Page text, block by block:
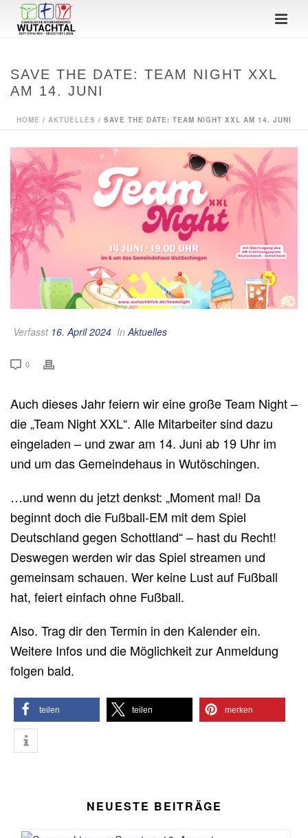
SAVE THE DATE: TEAM NIGHT XXL
AM 14. JUNI
HOME / AKTUELLES / SAVE THE DATE: TEAM NIGHT XXL AM 14. JUNI
Verfasst 16. April 2024 InAktuelles
0
Auch dieses Jahr feiern wir eine große Team Night –
die „Team Night XXL“. Alle Mitarbeiter sind dazu
eingeladen – und zwar am 14. Juni ab 19 Uhr im
und um das Gemeindehaus in Wutöschingen.
…und wenn du jetzt denkst: „Moment mal! Da
beginnt doch die Fußball-EM mit dem Spiel
Deutschland gegen Schottland“ – hast du Recht!
Deswegen werden wir das Spiel streamen und
gemeinsam schauen. Wer keine Lust auf Fußball
hat, feiert einfach ohne Fußball.
Also. Trag dir den Termin in den Kalender ein.
Weitere Infos und die Möglichkeit zur Anmeldung
folgen bald.
teilen teilen merken
NEUESTE BEITRÄGE